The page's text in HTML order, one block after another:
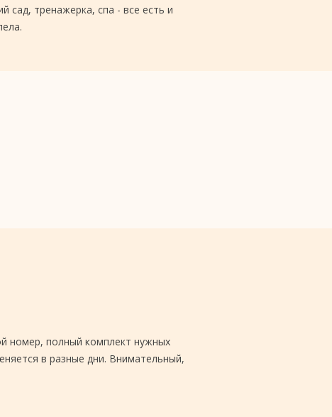
сад, тренажерка, спа - все есть и
номер, полный комплект нужных
в разные дни. Внимательный,